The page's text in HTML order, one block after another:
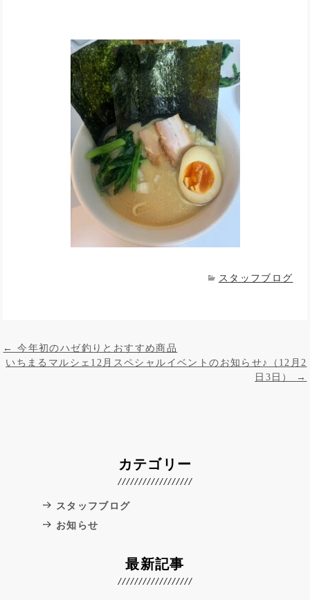
スタッフブログ
投稿ナビゲーション
←
今年初のハゼ釣りとおすすめ商品
いちまるマルシェ12月スペシャルイベントのお知らせ♪（12月2
日3日）
→
カテゴリー
スタッフブログ
お知らせ
最新記事